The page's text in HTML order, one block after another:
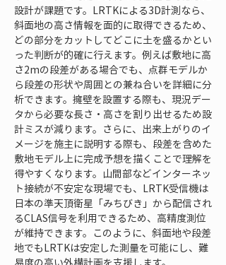
設計が課題です。LRTKによる3D計測なら、
斜面地の高さ情報を面的に取得できるため、
どの部分をカットしてどこに土を盛るかとい
った判断が的確に行えます。例えば敷地に高
さ2mの段差がある場合でも、点群モデルか
ら段差の形状や周囲との兼ね合いを詳細に分
析できます。擁壁を設置する際も、現況デー
タから必要な長さ・高さを割り出せるため設
計ミスが減ります。さらに、出来上がりのイ
メージを施主に説明する際も、段差を含めた
敷地モデル上に完成予想を描くことで理解を
得やすくなります。山間部などインターネッ
ト接続が不安定な現場でも、LRTK受信機は
日本の準天頂衛星「みちびき」から配信され
るCLAS信号を利用できるため、高精度測位
が維持できます。このように、斜面地や段差
地でもLRTKは安定した測量を可能にし、難
易度の高い外構計画を支援します。